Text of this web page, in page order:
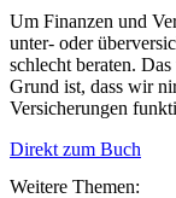
Um Finanzen und
unter- oder
schlecht beraten.
Grund ist, dass wir
Versicherungen
Direkt zum Buch
Weitere Themen: